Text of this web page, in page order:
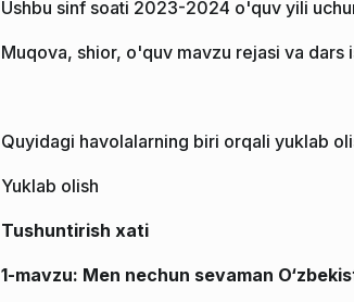
Ushbu sinf soati 2023-2024 o'quv yili
Muqova, shior, o'quv mavzu rejasi va
Quyidagi havolalarning biri orqali yuklab
Yuklab olish
Tushuntirish xati
1-mavzu: Men nechun sevaman